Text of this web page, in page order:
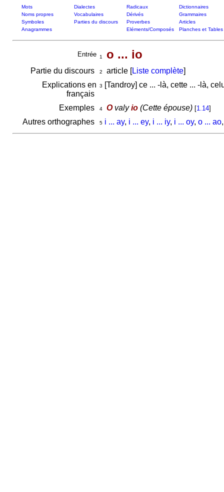
Mots Dialectes Radicaux
Dictionnaires
Noms propres
Vocabulaires Dérivés
Grammaires
Symboles
Parties du discours Proverbes
Articles
Anagrammes
Eléments/Composés Planches et Tables
Entrée 1 o ... io
Partie du discours 2 article [Liste complète]
Explications en
français
3 [Tandroy] ce ... -là, cette ... -là,
Exemples 4 Ovalyio(Cette épouse) [1.14]
Autres orthographes 5 i ... ay, i ... ey, i ... iy, i ... oy, o ... ao